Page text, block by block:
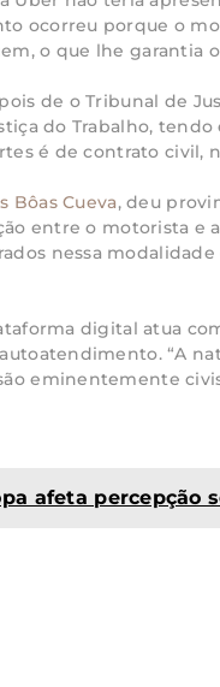
ocorreu porque o
o que lhe garantia
de o Tribunal de
do Trabalho,
é de contrato civil,
Bôas Cueva, deu
entre o motorista
nessa
digital atua
“A
eminentemente
afeta